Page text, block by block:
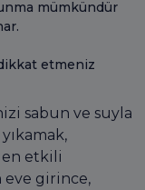
mümkündür
etmeniz
sabun ve suyla
en etkili
eve girince,